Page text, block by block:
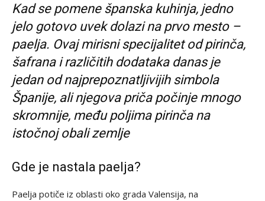
Kad se pomene španska kuhinja, jedno
jelo gotovo uvek dolazi na prvo mesto –
paelja. Ovaj mirisni specijalitet od pirinča,
šafrana i različitih dodataka danas je
jedan od najprepoznatljivijih simbola
Španije, ali njegova priča počinje mnogo
skromnije, među poljima pirinča na
istočnoj obali zemlje
Gde je nastala paelja?
Paelja potiče iz oblasti oko grada Valensija, na